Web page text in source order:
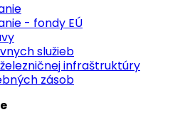
- fondy EÚ
služieb
infraštruktúry
zásob